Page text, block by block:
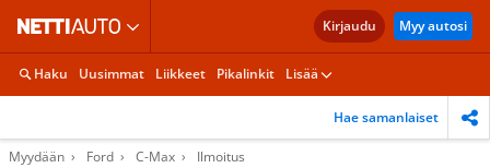
Kirjaudu Myy autosi
Haku Uusimmat Liikkeet Pikalinkit Lisää
Hae samanlaiset
Myydään Ford C-Max Ilmoitus